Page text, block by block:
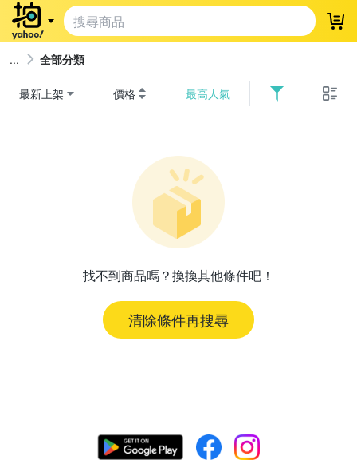
登
全部分類
最新上架 價格 最高人氣
找不到商品嗎？換換其他條件吧！
清除條件再搜尋